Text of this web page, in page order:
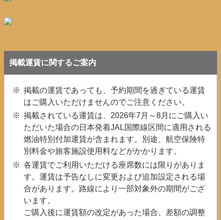
掲載運賃に関するご案内
掲載の運賃であっても、予約期間を過ぎている運賃
はご購入いただけませんのでご注意ください。
掲載されている運賃は、2026年7月～8月にご購入い
ただいた場合の日本発着JAL国際線区間に適用される
燃油特別付加運賃が含まれます。別途、航空保険特
別料金や旅客施設使用料などがかかります。
各運賃でご利用いただける座席数には限りがありま
す。運賃は予告なしに変更および追加設定される場
合があります。路線により一部対象外の期間がござ
います。
ご購入後に運賃額の改定があった場合、差額の調整